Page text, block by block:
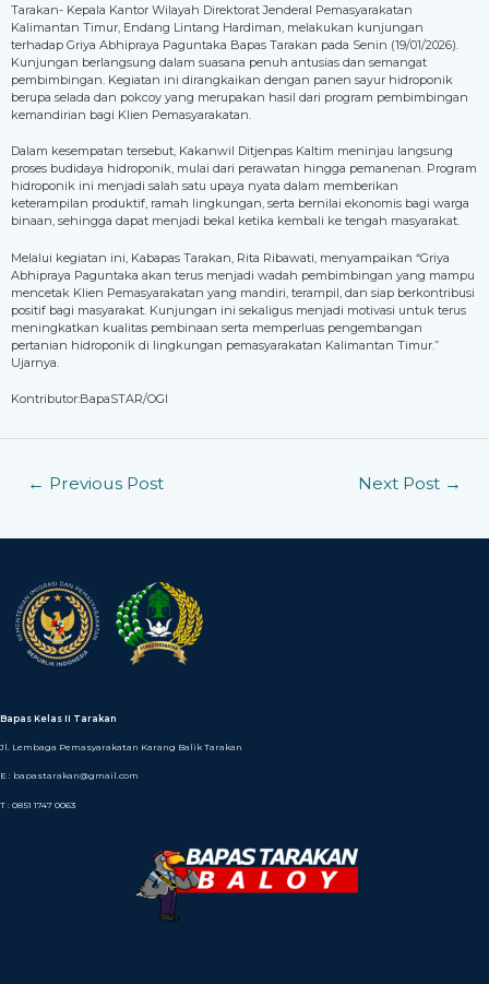
Tarakan- Kepala Kantor Wilayah Direktorat Jenderal Pemasyarakatan
Kalimantan Timur, Endang Lintang Hardiman, melakukan kunjungan
terhadap Griya Abhipraya Paguntaka Bapas Tarakan pada Senin (19/01/2026).
Kunjungan berlangsung dalam suasana penuh antusias dan semangat
pembimbingan. Kegiatan ini dirangkaikan dengan panen sayur hidroponik
berupa selada dan pokcoy yang merupakan hasil dari program pembimbingan
kemandirian bagi Klien Pemasyarakatan.
Dalam kesempatan tersebut, Kakanwil Ditjenpas Kaltim meninjau langsung
proses budidaya hidroponik, mulai dari perawatan hingga pemanenan. Program
hidroponik ini menjadi salah satu upaya nyata dalam memberikan
keterampilan produktif, ramah lingkungan, serta bernilai ekonomis bagi warga
binaan, sehingga dapat menjadi bekal ketika kembali ke tengah masyarakat.
Melalui kegiatan ini, Kabapas Tarakan, Rita Ribawati, menyampaikan “Griya
Abhipraya Paguntaka akan terus menjadi wadah pembimbingan yang mampu
mencetak Klien Pemasyarakatan yang mandiri, terampil, dan siap berkontribusi
positif bagi masyarakat. Kunjungan ini sekaligus menjadi motivasi untuk terus
meningkatkan kualitas pembinaan serta memperluas pengembangan
pertanian hidroponik di lingkungan pemasyarakatan Kalimantan Timur.”
Ujarnya.
Kontributor:BapaSTAR/OGI
← Previous Post Next Post →
Bapas Kelas II Tarakan
Jl. Lembaga Pemasyarakatan Karang Balik Tarakan
E : bapastarakan@gmail.com
T : 0851 1747 0063